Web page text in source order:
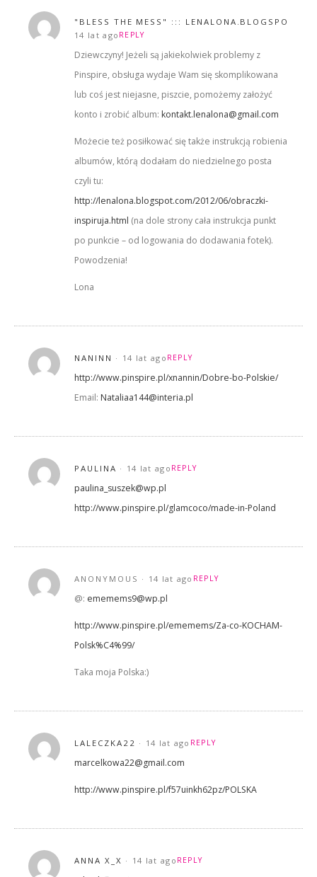
"BLESS THE MESS" :::
14 lat ago REPLY
Dziewczyny! Jeżeli są jakiekolwiek problemy z
Pinspire, obsługa wydaje Wam się skomplikowana
lub coś jest niejasne, piszcie, pomożemy założyć
konto i zrobić album: kontakt.lenalona@gmail.com
Możecie też posiłkować się także instrukcją robienia
albumów, którą dodałam do niedzielnego posta
czyli tu:
http://lenalona.blogspot.com/2012/06/obraczki-
inspiruja.html (na dole strony cała instrukcja punkt
po punkcie – od logowania do dodawania fotek).
Powodzenia!
Lona
NANINN 14 lat ago REPLY
http://www.pinspire.pl/xnannin/Dobre-bo-Polskie/
Email: Nataliaa144@interia.pl
PAULINA 14 lat ago REPLY
paulina_suszek@wp.pl
http://www.pinspire.pl/glamcoco/made-in-Poland
ANONYMOUS 14 lat ago REPLY
@: ememems9@wp.pl
http://www.pinspire.pl/ememems/Za-co-KOCHAM-
Polsk%C4%99/
Taka moja Polska:)
LALECZKA22 14 lat ago REPLY
marcelkowa22@gmail.com
http://www.pinspire.pl/f57uinkh62pz/POLSKA
ANNA X_X 14 lat ago REPLY